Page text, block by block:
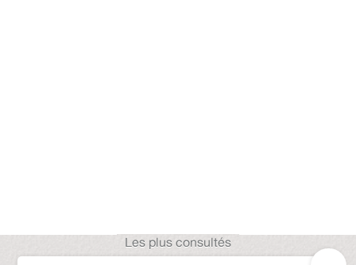
Les plus consultés